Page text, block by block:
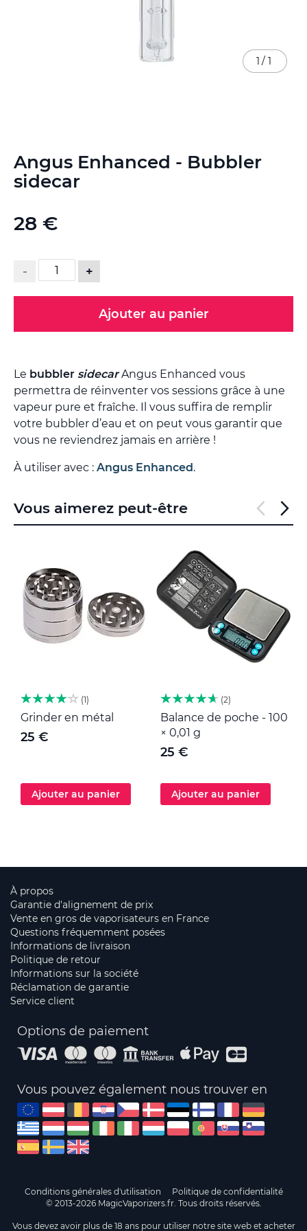
Angus Enhanced - Bubbler
sidecar
28 €
- +
Ajouter au panier
Le bubbler sidecar Angus Enhanced vous
permettra de réinventer vos sessions grâce à une
vapeur pure et fraîche. Il vous suffira de remplir
votre bubbler d’eau et on peut vous garantir que
vous ne reviendrez jamais en arrière !
À utiliser avec : Angus Enhanced.
1 / 1
to
the
beginning
the
images
Vous aimerez peut-être
1
Grinder en métal
25 €
Ajouter au panier
2
Balance de poche - 100
× 0,01 g
25 €
Ajouter au panier
À propos
Garantie d'alignement de prix
Vente en gros de vaporisateurs en France
Questions fréquemment posées
Informations de livraison
Politique de retour
Informations sur la société
Réclamation de garantie
Service client
Options de paiement
Vous pouvez également nous trouver en
Conditions générales d'utilisation
Politique de confidentialité
© 2013-2026 MagicVaporizers.fr. Tous droits réservés.
Vous devez avoir plus de 18 ans pour utiliser notre site web et acheter